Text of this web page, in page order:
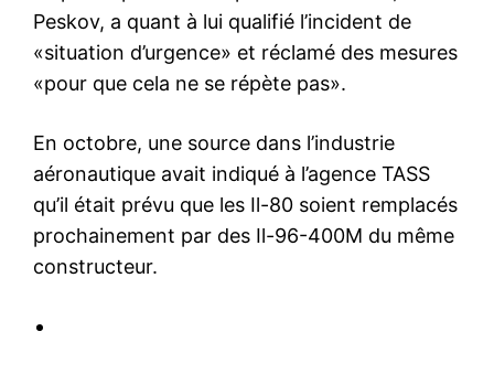
Peskov, a quant à lui qualifié l’incident de
«situation d’urgence» et réclamé des mesures
«pour que cela ne se répète pas».
En octobre, une source dans l’industrie
aéronautique avait indiqué à l’agence TASS
qu’il était prévu que les Il-80 soient remplacés
prochainement par des Il-96-400M du même
constructeur.